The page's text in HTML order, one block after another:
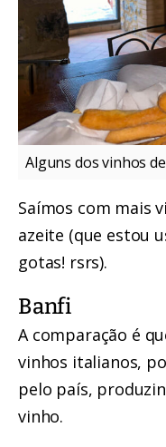
Alguns dos vinhos
Saímos com mais
azeite (que estou
gotas! rsrs).
Banfi
A comparação é
vinhos italianos,
pelo país,
vinho.